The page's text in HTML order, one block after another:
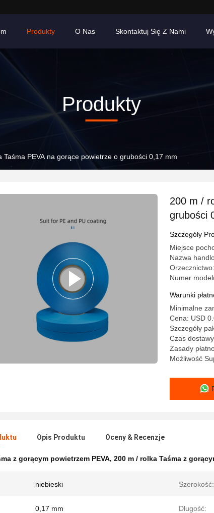
Produkty O Nas Skontaktuj Się Z Nami
Produkty
Taśma PEVA na gorące powietrze o grubości 0,17 mm
200 m /
grubości
Szczegóły
Miejsce
Nazwa
Numer
Warunki
Minimalne
Cena: USD
Szczegóły
Czas
Zasady
Możliwość
Opis Produktu Oceny & Recenzje
z gorącym powietrzem PEVA, 200 m / rolka Taśma z
niebieski Szerokość:
0,17 mm Długość: